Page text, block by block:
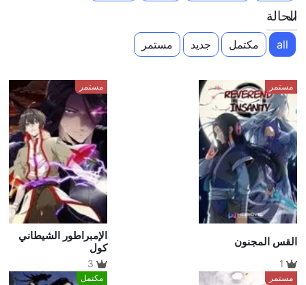
الحالة
all مكتمل جديد مستمر
مستمر
القس المجنون
1
مستمر
الإمبراطور الشيطاني
كول
3
مستمر مكتمل